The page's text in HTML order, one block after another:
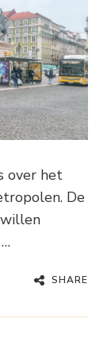
over het
De
SHARE